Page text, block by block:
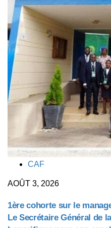
TAGSCAF
AOÛT 3, 2026
1ère cohorte sur le
Le Secrétaire Général de